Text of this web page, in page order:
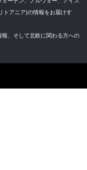
トアニア)の情報をお届けす
、そして北欧に関わる方への